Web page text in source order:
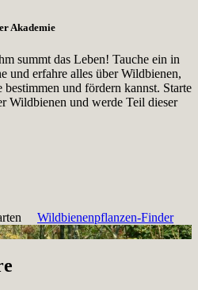
Akademie
summt das Leben! Tauche ein in
und erfahre alles über Wildbienen,
und fördern kannst. Starte
Wildbienen und werde Teil dieser
Wildbienenpflanzen-Finder